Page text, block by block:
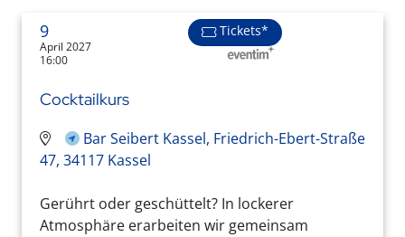
9
April 2027
16:00
Tickets*
Cocktailkurs
Bar Seibert Kassel, Friedrich-Ebert-Straße
47, 34117 Kassel
Gerührt oder geschüttelt? In lockerer
Atmosphäre erarbeiten wir gemeinsam